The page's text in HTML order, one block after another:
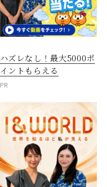
ハズレなし！最大5000ポ
イントもらえる
PR